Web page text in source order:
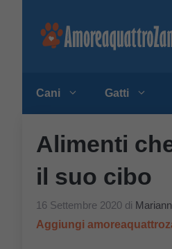
Cani Gatti
Alimenti
il suo cibo
16 Settembre 2020 di
Aggiungi